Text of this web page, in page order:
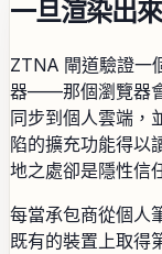
一旦渲染出
ZTNA 閘道驗證一
器——那個瀏覽器
同步到個人雲端，
陷的擴充功能得以
地之處卻是隱性信
每當承包商從個人
既有的裝置上取得